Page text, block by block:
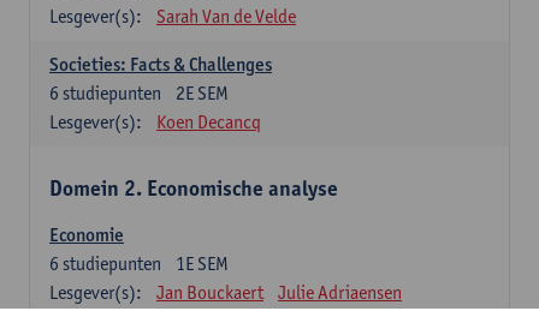
Lesgever(s):
Sarah Van de Velde
Societies: Facts & Challenges
2E SEM
6 studiepunten
Lesgever(s):
Koen Decancq
Domein 2. Economische analyse
Economie
1E SEM
6 studiepunten
Lesgever(s):
Jan Bouckaert Julie Adriaensen